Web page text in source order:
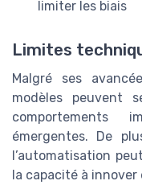
limiter les biais
Limites
Malgré ses
modèles peuvent
comportements
émergentes. De
l’automatisation
la capacité à